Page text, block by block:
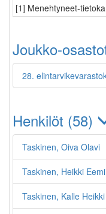
[1] Menehtyneet-
Joukko-
28.
Henkilöt (58)
Taskinen, Oiva Olavi
Taskinen, Heikki Eemil
Taskinen, Kalle Heikki